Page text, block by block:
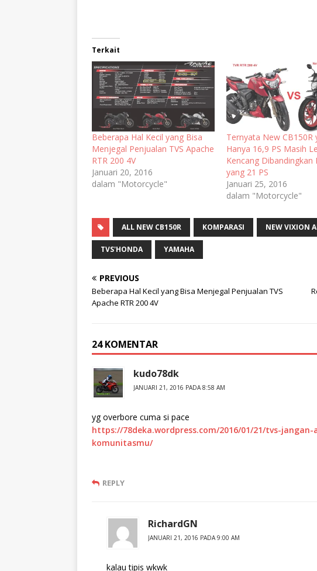
Terkait
Beberapa Hal Kecil yang Bisa
Menjegal Penjualan TVS Apache
RTR 200 4V
Januari 20, 2016
dalam "Motorcycle"
Ternyata New CB150R
Hanya 16,9 PS Masih
Kencang Dibandingkan
yang 21 PS
Januari 25, 2016
dalam "Motorcycle"
ALL NEW CB150R KOMPARASI NEW VIXION
TVS'HONDA YAMAHA
PREVIOUS
Beberapa Hal Kecil yang Bisa Menjegal Penjualan TVS
Apache RTR 200 4V
24 KOMENTAR
kudo78dk
JANUARI 21, 2016 PADA 8:58 AM
yg overbore cuma si pace
https://78deka.wordpress.com/2016/01/21/tvs-
komunitasmu/
REPLY
RichardGN
JANUARI 21, 2016 PADA 9:00 AM
kalau tipis wkwk